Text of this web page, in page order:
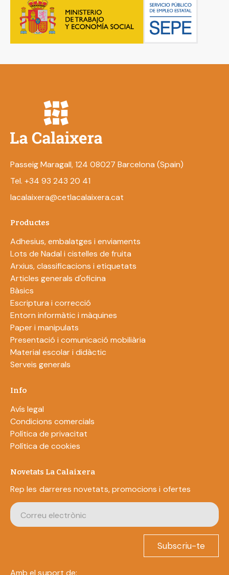
Passeig Maragall, 124 08027 Barcelona (Spain)
Tel. +34 93 243 20 41
lacalaixera@cetlacalaixera.cat
Productes
Adhesius, embalatges i enviaments
Lots de Nadal i cistelles de fruita
Arxius, classificacions i etiquetats
Articles generals d'oficina
Bàsics
Escriptura i correcció
Entorn informàtic i màquines
Paper i manipulats
Presentació i comunicació mobiliària
Material escolar i didàctic
Serveis generals
Info
Avís legal
Condicions comercials
Política de privacitat
Política de cookies
Novetats La Calaixera
Rep les darreres novetats, promocions i ofertes
Subscriu-te
Amb el suport de: